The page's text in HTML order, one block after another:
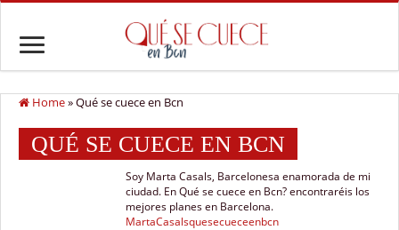
Home»Qué se cuece en Bcn
QUÉ SE CUECE EN BCN
Soy Marta Casals, Barcelonesa enamorada de mi
ciudad. En Qué se cuece en Bcn? encontraréis los
mejores planes en Barcelona.
MartaCasalsquesecueceenbcn